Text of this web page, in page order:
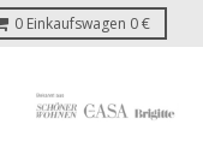
0 Einkaufswagen 0 €